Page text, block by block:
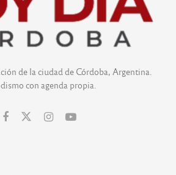
de la ciudad de Córdoba, Argentina.
con agenda propia.